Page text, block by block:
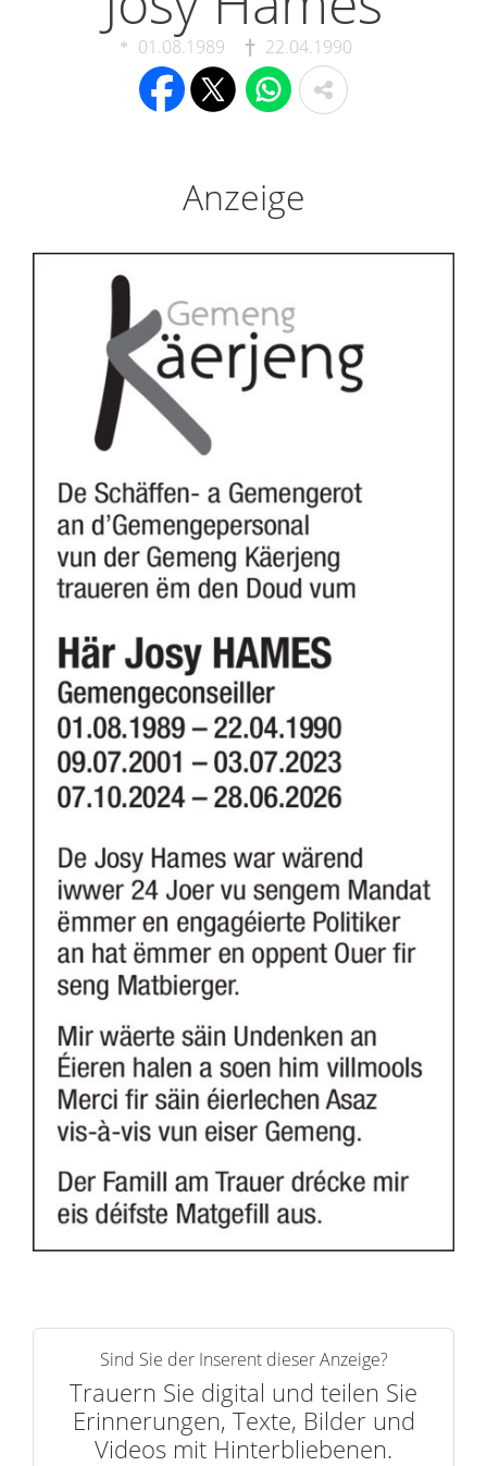
01.08.1989 22.04.1990
Anzeige
Sind Sie der Inserent dieser Anzeige?
Trauern Sie digital und teilen Sie
Erinnerungen, Texte, Bilder und
Videos mit Hinterbliebenen.